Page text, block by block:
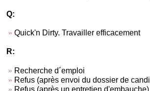
Q:
Quick'n Dirty. Travailler efficacement
R:
Recherche d´emploi
Refus (après envoi du dossier de
Refus (après un entretien d'embauche)